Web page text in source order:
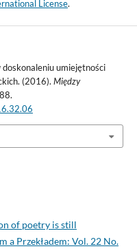
License.
doskonaleniu umiejętności
(2016). Między
of poetry is still
a Przekładem: Vol. 22 No.